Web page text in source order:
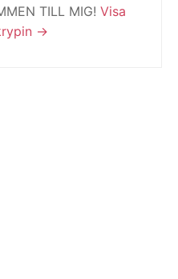
TILL MIG! Visa